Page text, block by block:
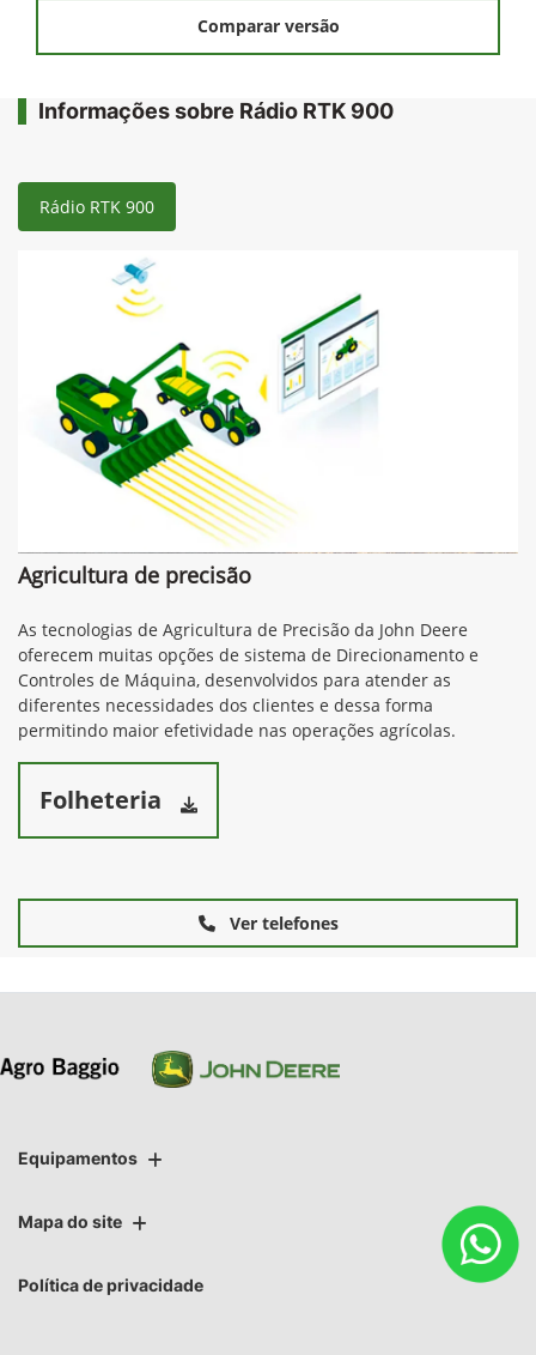
Comparar versão
Informações sobre Rádio RTK 900
Rádio RTK 900
Agricultura de precisão
As tecnologias de Agricultura de Precisão da John Deere
oferecem muitas opções de sistema de Direcionamento e
Controles de Máquina, desenvolvidos para atender as
diferentes necessidades dos clientes e dessa forma
permitindo maior efetividade nas operações agrícolas.
Folheteria
Ver telefones
Equipamentos
Mapa do site
Política de privacidade